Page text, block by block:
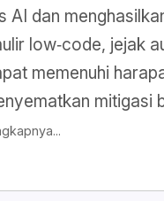
AI dan
low‑code, jejak
memenuhi